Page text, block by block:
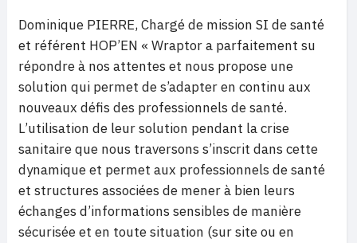
Dominique PIERRE, Chargé de mission SI de santé
et référent HOP’EN « Wraptor a parfaitement su
répondre à nos attentes et nous propose une
solution qui permet de s’adapter en continu aux
nouveaux défis des professionnels de santé.
L’utilisation de leur solution pendant la crise
sanitaire que nous traversons s’inscrit dans cette
dynamique et permet aux professionnels de santé
et structures associées de mener à bien leurs
échanges d’informations sensibles de manière
sécurisée et en toute situation (sur site ou en